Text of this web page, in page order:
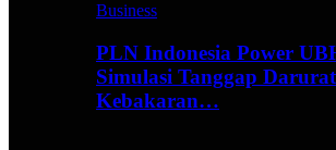
Business
PLN Indonesia Power
Simulasi Tanggap
Kebakaran…